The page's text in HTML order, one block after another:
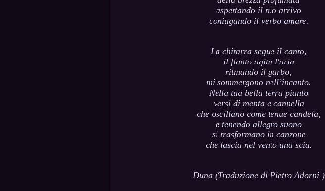
aspettando il tuo arrivo
coniugando il verbo amare.
La chitarra segue il canto,
il flauto agita l'aria
ritmando il garbo,
mi sommergono nell’incanto.
Nella tua bella terra pianto
versi di menta e cannella
che oscillano come tenue candela,
e tenendo allegro suono
si trasformano in canzone
che lascia nel vento una scia.
Duna (Traduzione di Pietro Adorni )